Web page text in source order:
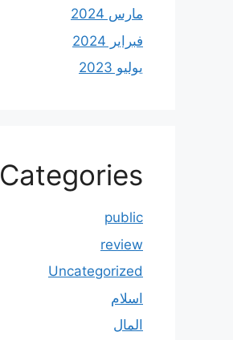
مارس 2024
فبراير 2024
يوليو 2023
Categories
public
review
Uncategorized
اسلام
المال